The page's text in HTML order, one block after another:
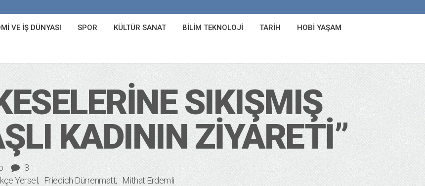
VE İŞ DÜNYASI SPOR KÜLTÜR SANAT BILIM TEKNOLOJI TARIH HOBI YAŞAM
SIKIŞMIŞ
KADININ ZIYARETI”
3
Yersel Friedich Dürrenmatt Mithat Erdemli